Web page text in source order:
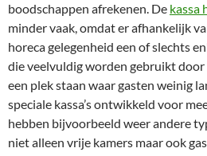
boodschappen afrekenen. De kassa
minder vaak, omdat er afhankelijk
horeca gelegenheid een of slechts
die veelvuldig worden gebruikt door
een plek staan waar gasten weinig
speciale kassa’s ontwikkeld voor
hebben bijvoorbeeld weer andere
niet alleen vrije kamers maar ook